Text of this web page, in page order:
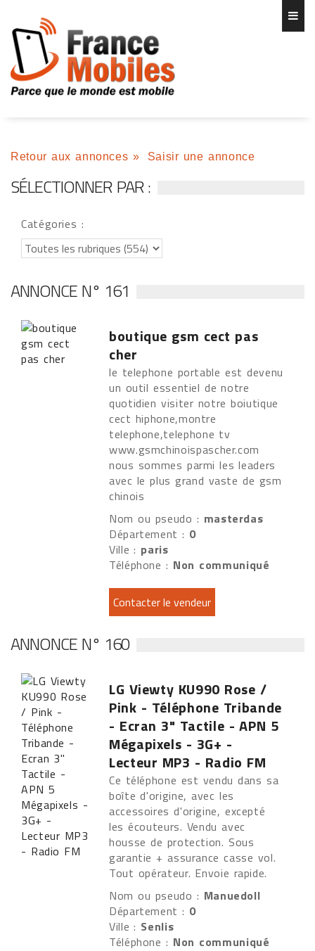
Retour aux annonces » Saisir une annonce
SÉLECTIONNER PAR :
Catégories :
ANNONCE N° 161
boutique gsm cect pas
cher
le telephone portable est devenu
un outil essentiel de notre
quotidien visiter notre boiutique
cect hiphone,montre
telephone,telephone tv
www.gsmchinoispascher.com
nous sommes parmi les leaders
avec le plus grand vaste de gsm
chinois
Nom ou pseudo : masterdas
Département : 0
Ville : paris
Téléphone : Non communiqué
ANNONCE N° 160
LG Viewty KU990 Rose /
Pink - Téléphone Tribande
- Ecran 3" Tactile - APN 5
Mégapixels - 3G+ -
Lecteur MP3 - Radio FM
Ce téléphone est vendu dans sa
boîte d'origine, avec les
accessoires d'origine, excepté
les écouteurs. Vendu avec
housse de protection. Sous
garantie + assurance casse vol.
Tout opérateur. Envoie rapide.
Nom ou pseudo : Manuedoll
Département : 0
Ville : Senlis
Téléphone : Non communiqué